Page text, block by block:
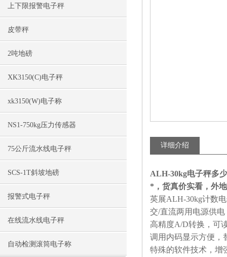
上下限报警电子秤
皮带秤
2吨地磅
XK3150(C)电子秤
xk3150(W)电子称
NS1-750kg压力传感器
75公斤流水线电子秤
SCS-1T斜坡地磅
报警式电子秤
在线流水线电子秤
自动检测滚筒电子称
详细介绍
ALH-30kg电子秤多
*，货真价实看，外
英展ALH-30kg计数
交/直流两用电源供
高精度A/D转换，可
调用内码显示方便，
特殊的软件技术，增